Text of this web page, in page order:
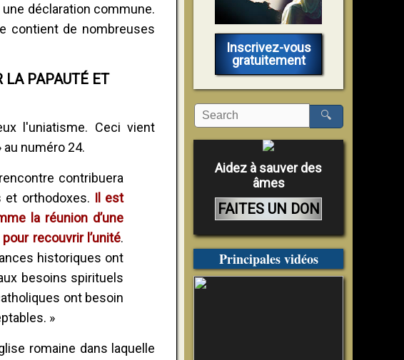
déclaration commune.
contient de nombreuses
LA PAPAUTÉ ET
l'uniatisme. Ceci vient
numéro 24.
contribuera
et orthodoxes. Il est
la réunion d’une
recouvrir l’unité.
historiques ont
besoins spirituels
ont besoin
»
romaine dans laquelle
Inscrivez-vous
gratuitement
🔍
Aidez à sauver des
âmes
FAITES UN DON
Principales vidéos